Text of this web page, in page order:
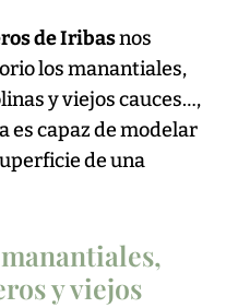
de Iribasnos
los manantiales,
y viejos cauces…,
es capaz de modelar
de una
y viejos